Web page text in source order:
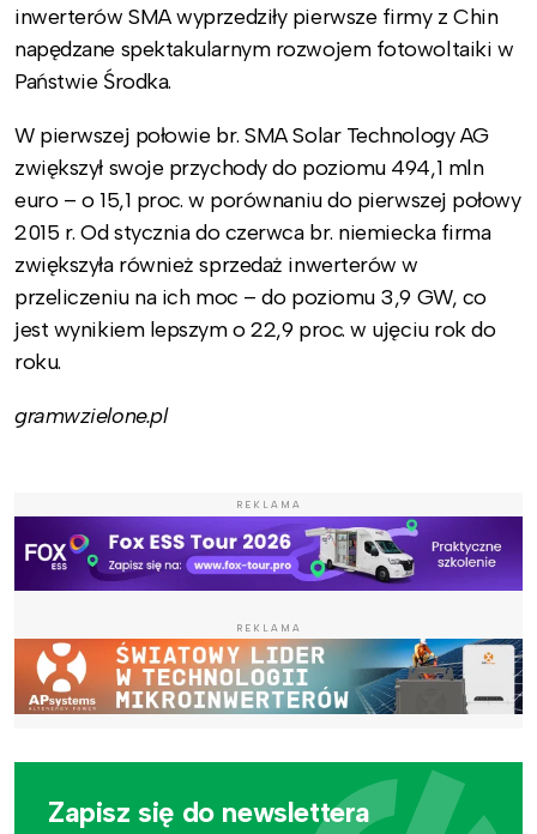
inwerterów SMA wyprzedziły pierwsze firmy z Chin
napędzane spektakularnym rozwojem fotowoltaiki w
Państwie Środka.
W pierwszej połowie br. SMA Solar Technology AG
zwiększył swoje przychody do poziomu 494,1 mln
euro – o 15,1 proc. w porównaniu do pierwszej połowy
2015 r. Od stycznia do czerwca br. niemiecka firma
zwiększyła również sprzedaż inwerterów w
przeliczeniu na ich moc – do poziomu 3,9 GW, co
jest wynikiem lepszym o 22,9 proc. w ujęciu rok do
roku.
gramwzielone.pl
REKLAMA
REKLAMA
Zapisz się do newslettera